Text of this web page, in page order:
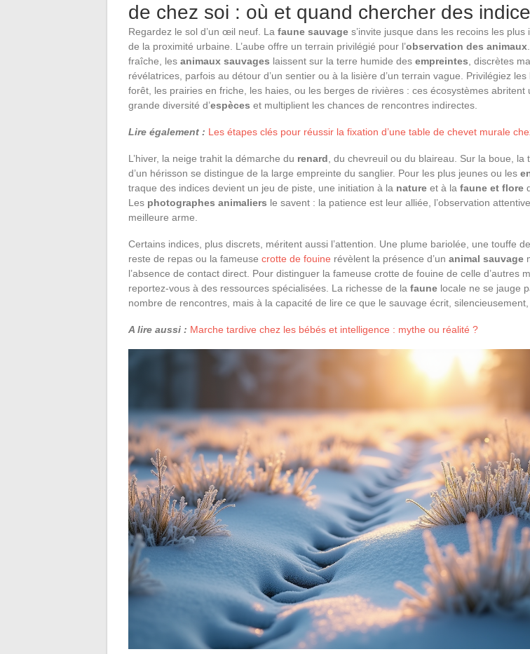
de chez soi : où et quand chercher des
Regardez le sol d’un œil neuf. La faune sauvage s’invite jusque dans les recoins les plus
de la proximité urbaine. L’aube offre un terrain privilégié pour l’observation des animaux
fraîche, les animaux sauvages laissent sur la terre humide des empreintes , discrètes
révélatrices, parfois au détour d’un sentier ou à la lisière d’un terrain vague. Privilégiez les
forêt, les prairies en friche, les haies, ou les berges de rivières : ces écosystèmes abritent
grande diversité d’espèces et multiplient les chances de rencontres indirectes.
Lire également : Les étapes clés pour réussir la fixation d’une table de chevet murale
L’hiver, la neige trahit la démarche du renard , du chevreuil ou du blaireau. Sur la boue, la
d’un hérisson se distingue de la large empreinte du sanglier. Pour les plus jeunes ou les
traque des indices devient un jeu de piste, une initiation à la nature et à la faune et flore
Les photographes animaliers le savent : la patience est leur alliée, l’observation
meilleure arme.
Certains indices, plus discrets, méritent aussi l’attention. Une plume bariolée, une touffe
reste de repas ou la fameuse crotte de fouine révèlent la présence d’un animal sauvage
l’absence de contact direct. Pour distinguer la fameuse crotte de fouine de celle d’autres
reportez-vous à des ressources spécialisées. La richesse de la faune locale ne se jauge
nombre de rencontres, mais à la capacité de lire ce que le sauvage écrit, silencieusement,
A lire aussi : Marche tardive chez les bébés et intelligence : mythe ou réalité ?